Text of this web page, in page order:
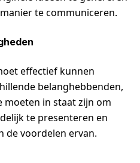
te communiceren.
effectief kunnen
belanghebbenden,
moeten in staat zijn om
te presenteren en
de voordelen ervan.